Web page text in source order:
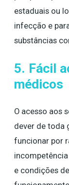
estaduais ou
infecção e
substâncias
5. Fácil
médicos
O acesso aos
dever de toda
funcionar por
e condições